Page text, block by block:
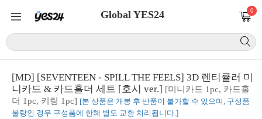
Global YES24 0
[MD] [SEVENTEEN - SPILL THE FEELS] 3D 렌티큘러 미
니카드 & 카드홀더 세트 [호시 ver.] [미니카드 1pc, 카드홀
더 1pc, 키링 1pc] [본 상품은 개봉 후 반품이 불가할 수 있으며, 구성품
불량인 경우 구성품에 한해 별도 교환 처리됩니다.]